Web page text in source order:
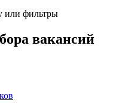
или фильтры
вакансий